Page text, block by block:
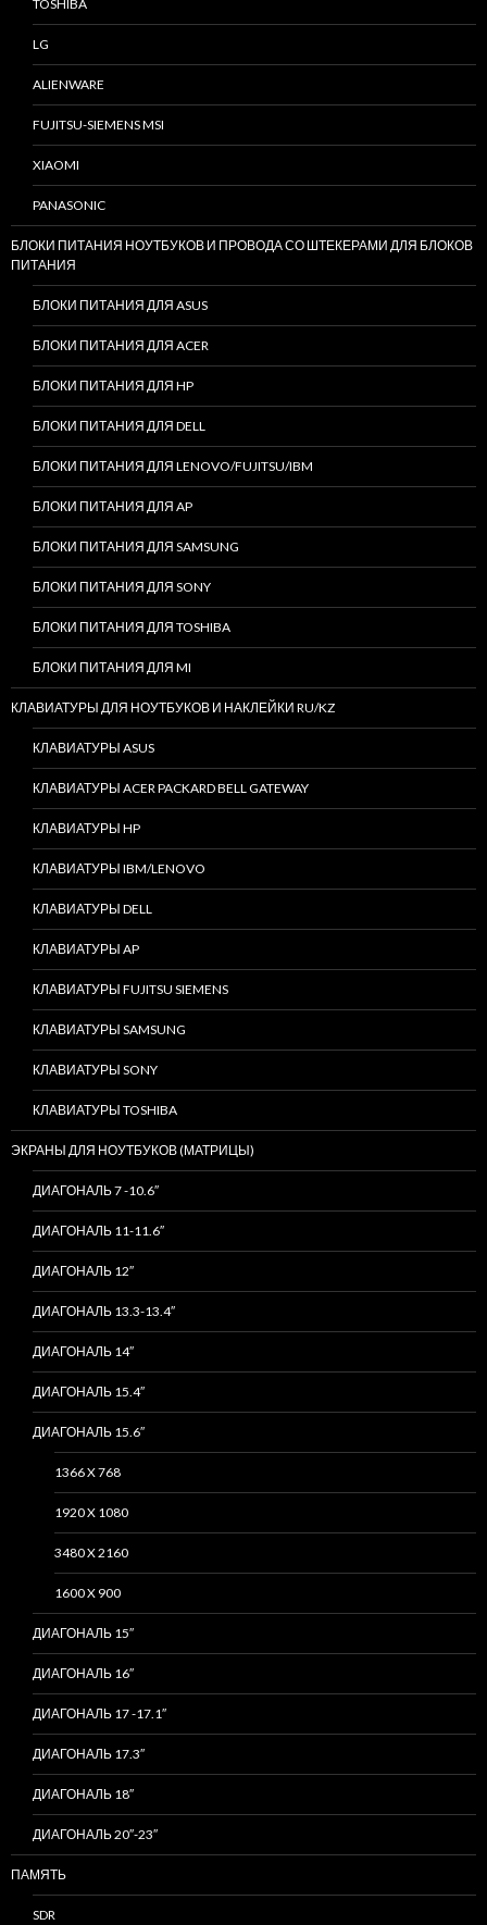
TOSHIBA
LG
ALIENWARE
FUJITSU-SIEMENS MSI
XIAOMI
PANASONIC
БЛОКИ ПИТАНИЯ НОУТБУКОВ И ПРОВОДА СО ШТЕКЕРАМИ ДЛЯ БЛОКОВ
ПИТАНИЯ
БЛОКИ ПИТАНИЯ ДЛЯ ASUS
БЛОКИ ПИТАНИЯ ДЛЯ ACER
БЛОКИ ПИТАНИЯ ДЛЯ HP
БЛОКИ ПИТАНИЯ ДЛЯ DELL
БЛОКИ ПИТАНИЯ ДЛЯ LENOVO/FUJITSU/IBM
БЛОКИ ПИТАНИЯ ДЛЯ AP
БЛОКИ ПИТАНИЯ ДЛЯ SAMSUNG
БЛОКИ ПИТАНИЯ ДЛЯ SONY
БЛОКИ ПИТАНИЯ ДЛЯ TOSHIBA
БЛОКИ ПИТАНИЯ ДЛЯ MI
КЛАВИАТУРЫ ДЛЯ НОУТБУКОВ И НАКЛЕЙКИ RU/KZ
КЛАВИАТУРЫ ASUS
КЛАВИАТУРЫ ACER PACKARD BELL GATEWAY
КЛАВИАТУРЫ HP
КЛАВИАТУРЫ IBM/LENOVO
КЛАВИАТУРЫ DELL
КЛАВИАТУРЫ AP
КЛАВИАТУРЫ FUJITSU SIEMENS
КЛАВИАТУРЫ SAMSUNG
КЛАВИАТУРЫ SONY
КЛАВИАТУРЫ TOSHIBA
ЭКРАНЫ ДЛЯ НОУТБУКОВ (МАТРИЦЫ)
ДИАГОНАЛЬ 7 -10.6″
ДИАГОНАЛЬ 11-11.6″
ДИАГОНАЛЬ 12″
ДИАГОНАЛЬ 13.3-13.4″
ДИАГОНАЛЬ 14″
ДИАГОНАЛЬ 15.4″
ДИАГОНАЛЬ 15.6″
1366 X 768
1920 X 1080
3480 X 2160
1600 X 900
ДИАГОНАЛЬ 15″
ДИАГОНАЛЬ 16″
ДИАГОНАЛЬ 17 -17.1″
ДИАГОНАЛЬ 17.3″
ДИАГОНАЛЬ 18″
ДИАГОНАЛЬ 20″-23″
ПАМЯТЬ
SDR